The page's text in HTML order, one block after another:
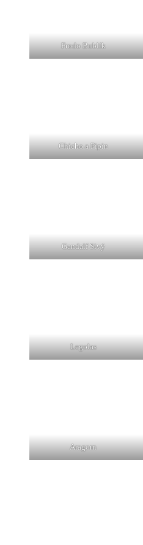
Frodo Bublík
Chicho a Pipin
Gandalf Sivý
Legolas
Aragorn